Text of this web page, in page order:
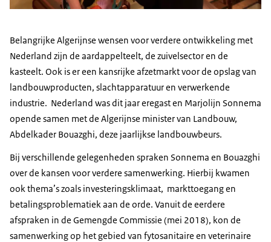
Belangrijke Algerijnse wensen voor verdere ontwikkeling met
Nederland zijn de aardappelteelt, de zuivelsector en de
kasteelt. Ook is er een kansrijke afzetmarkt voor de opslag van
landbouwproducten, slachtapparatuur en verwerkende
industrie. Nederland was dit jaar eregast en Marjolijn Sonnema
opende samen met de Algerijnse minister van Landbouw,
Abdelkader Bouazghi, deze jaarlijkse landbouwbeurs.
Bij verschillende gelegenheden spraken Sonnema en Bouazghi
over de kansen voor verdere samenwerking. Hierbij kwamen
ook thema’s zoals investeringsklimaat, markttoegang en
betalingsproblematiek aan de orde. Vanuit de eerdere
afspraken in de Gemengde Commissie (mei 2018), kon de
samenwerking op het gebied van fytosanitaire en veterinaire